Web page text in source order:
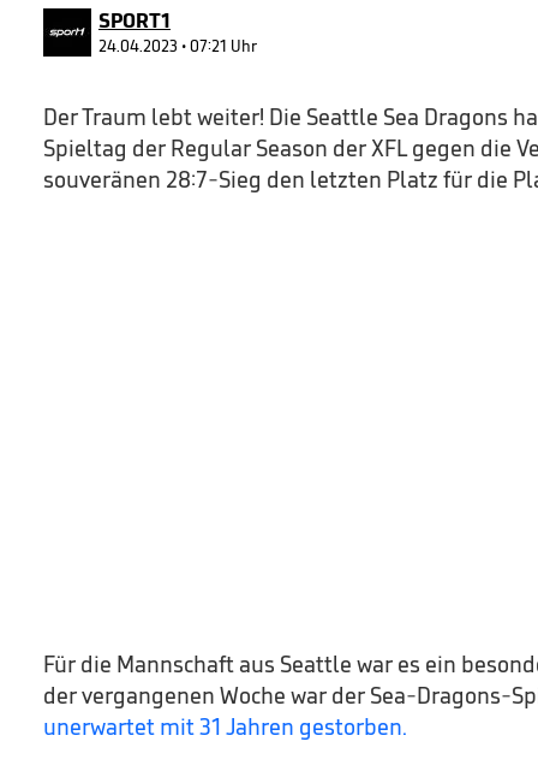
SPORT1
24.04.2023 • 07:21 Uhr
Der Traum lebt weiter! Die Seattle Sea Dragons
Spieltag der Regular Season der XFL gegen die
souveränen 28:7-Sieg den letzten Platz für die
Für die Mannschaft aus Seattle war es ein
der vergangenen Woche war der Sea-Dragons-
unerwartet mit 31 Jahren gestorben.